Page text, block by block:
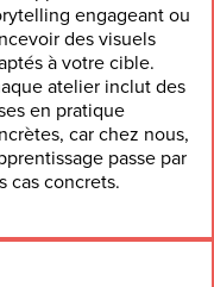
engageant ou
des visuels
à votre cible.
atelier inclut des
en pratique
car chez nous,
passe par
cas concrets.